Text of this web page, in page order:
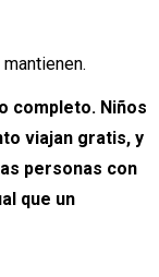
completo. Niños
viajan gratis, y
personas con
que un